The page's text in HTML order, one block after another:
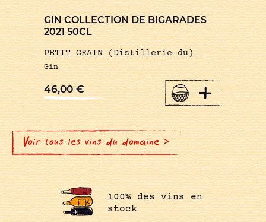
GIN COLLECTION DE BIGARADES
2021 50CL
PETIT GRAIN (Distillerie du)
Gin
46,00€ +
Voir tous les vins du domaine >
100% des vins en
stock